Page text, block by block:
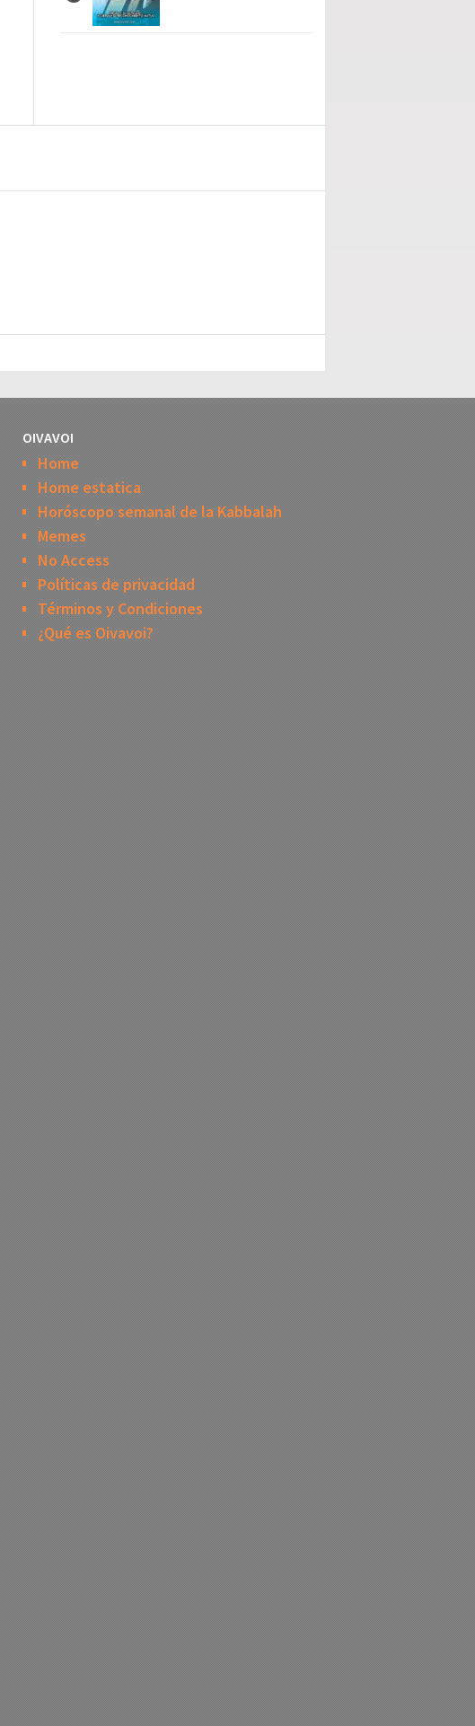
OIVAVOI
Home
Home estatica
Horóscopo semanal de la Kabbalah
Memes
No Access
Políticas de privacidad
Términos y Condiciones
¿Qué es Oivavoi?